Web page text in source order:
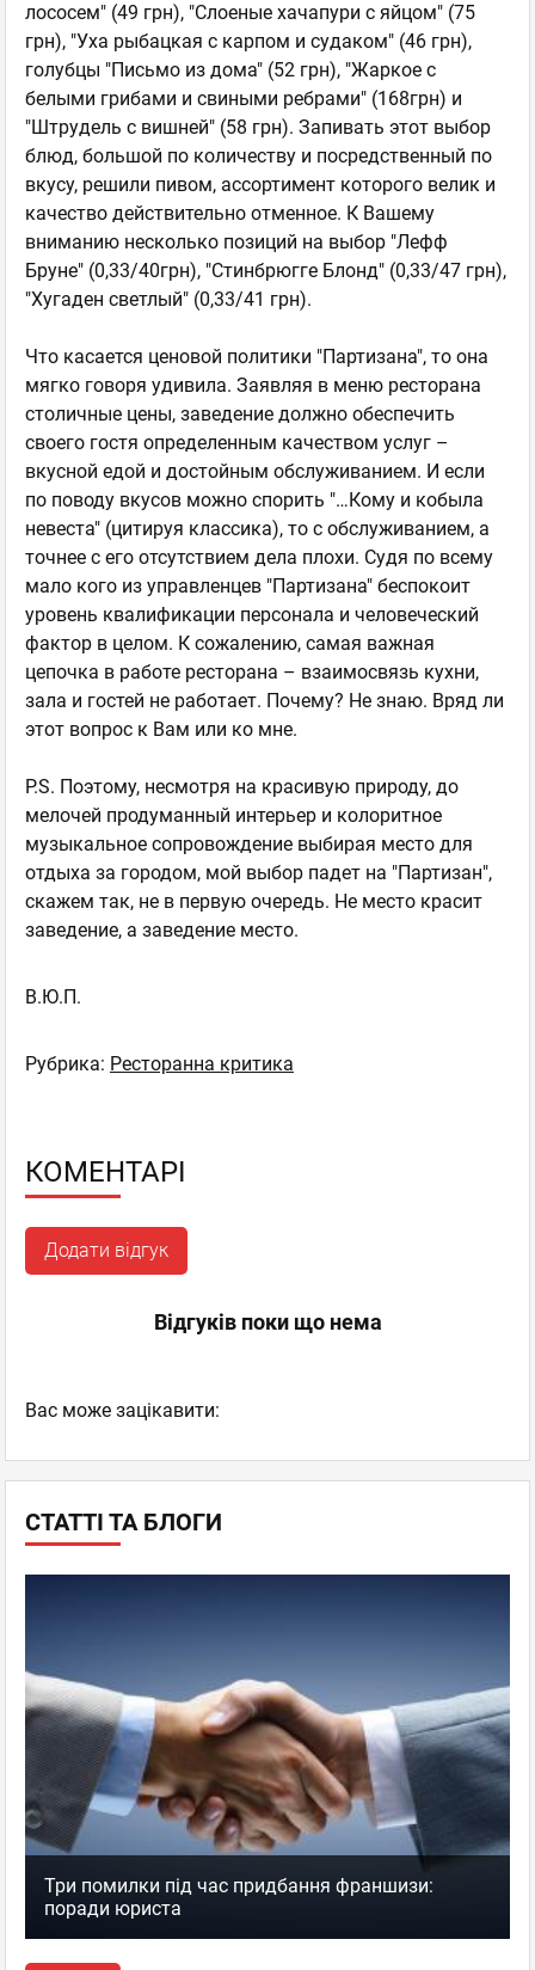
СТАТТІ ТА БЛОГИ
Три помилки під час придбання франшизи:
поради юриста
лососем" (49 грн), "Слоеные хачапури с яйцом" (75
грн), "Уха рыбацкая с карпом и судаком" (46 грн),
голубцы "Письмо из дома" (52 грн), "Жаркое с
белыми грибами и свиными ребрами" (168грн) и
"Штрудель с вишней" (58 грн). Запивать этот выбор
блюд, большой по количеству и посредственный по
вкусу, решили пивом, ассортимент которого велик и
качество действительно отменное. К Вашему
вниманию несколько позиций на выбор "Лефф
Бруне" (0,33/40грн), "Стинбрюгге Блонд" (0,33/47 грн),
"Хугаден светлый" (0,33/41 грн).
Что касается ценовой политики "Партизана", то она
мягко говоря удивила. Заявляя в меню ресторана
столичные цены, заведение должно обеспечить
своего гостя определенным качеством услуг –
вкусной едой и достойным обслуживанием. И если
по поводу вкусов можно спорить "…Кому и кобыла
невеста" (цитируя классика), то с обслуживанием, а
точнее с его отсутствием дела плохи. Судя по всему
мало кого из управленцев "Партизана" беспокоит
уровень квалификации персонала и человеческий
фактор в целом. К сожалению, самая важная
цепочка в работе ресторана – взаимосвязь кухни,
зала и гостей не работает. Почему? Не знаю. Вряд ли
этот вопрос к Вам или ко мне.
P.S. Поэтому, несмотря на красивую природу, до
мелочей продуманный интерьер и колоритное
музыкальное сопровождение выбирая место для
отдыха за городом, мой выбор падет на "Партизан",
скажем так, не в первую очередь. Не место красит
заведение, а заведение место.
В.Ю.П.
Рубрика: Ресторанна критика
КОМЕНТАРІ
Додати відгук
Відгуків поки що нема
Вас може зацікавити: